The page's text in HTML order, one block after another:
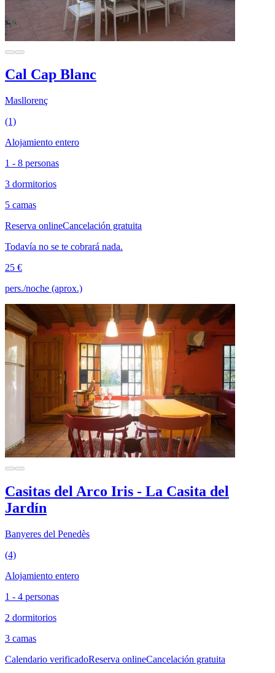
Cal Cap Blanc
Masllorenç
(1)
Alojamiento entero
1 - 8 personas
3 dormitorios
5 camas
Reserva onlineCancelación gratuita
Todavía no se te cobrará nada.
25 €
pers./noche (aprox.)
Casitas del Arco Iris - La Casita del
Jardín
Banyeres del Penedès
(4)
Alojamiento entero
1 - 4 personas
2 dormitorios
3 camas
Calendario verificadoReserva onlineCancelación gratuita